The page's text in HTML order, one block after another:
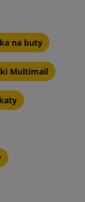
na buty
Multimail